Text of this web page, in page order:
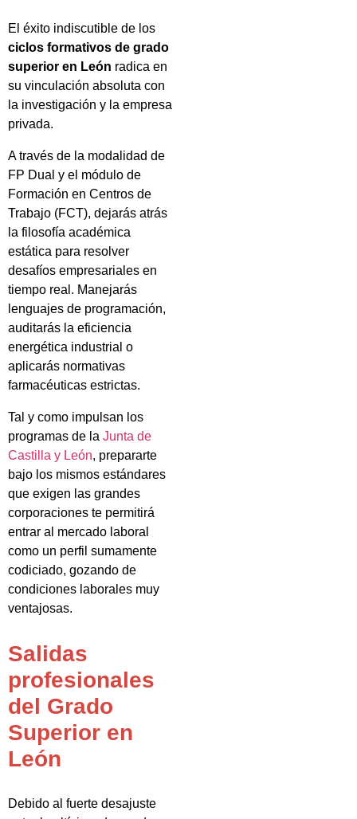
El éxito indiscutible de los
ciclos formativos de grado
superior en León radica en
su vinculación absoluta con
la investigación y la empresa
privada.
A través de la modalidad de
FP Dual y el módulo de
Formación en Centros de
Trabajo (FCT), dejarás atrás
la filosofía académica
estática para resolver
desafíos empresariales en
tiempo real. Manejarás
lenguajes de programación,
auditarás la eficiencia
energética industrial o
aplicarás normativas
farmacéuticas estrictas.
Tal y como impulsan los
programas de la Junta de
Castilla y León, prepararte
bajo los mismos estándares
que exigen las grandes
corporaciones te permitirá
entrar al mercado laboral
como un perfil sumamente
codiciado, gozando de
condiciones laborales muy
ventajosas.
Salidas
profesionales
del Grado
Superior en
León
Debido al fuerte desajuste